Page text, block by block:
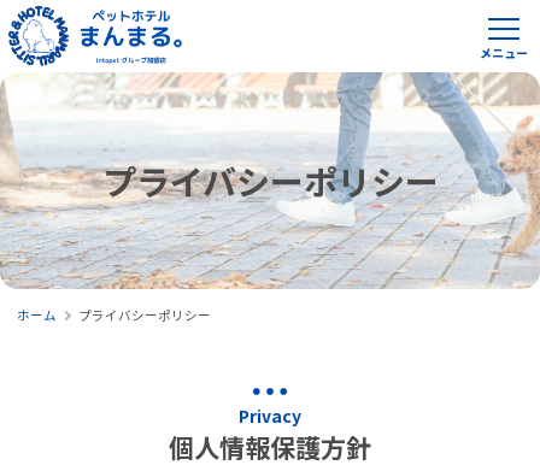
プライバシーポリシー
ホーム プライバシーポリシー
Privacy
個人情報保護方針